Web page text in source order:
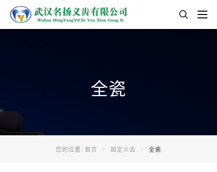
全瓷
您的位置:首页 固定义齿 全瓷